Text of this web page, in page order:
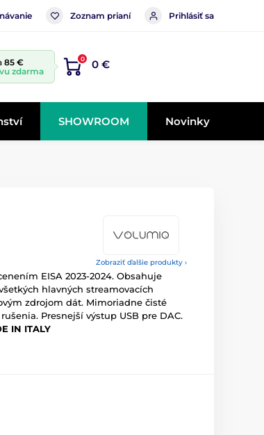
Zoznam prianí Prihlásiť sa
85 €
zdarma
0 0 €
SHOWROOM Novinky
Zobraziť ďalšie produkty ›
EISA 2023-2024. Obsahuje
hlavných streamovacích
zdrojom dát. Mimoriadne čisté
Presnejší výstup USB pre DAC.
IN ITALY